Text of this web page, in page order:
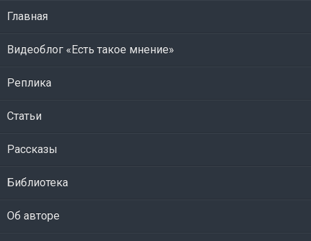
Главная
Видеоблог «Есть такое мнение»
Реплика
Статьи
Рассказы
Библиотека
Об авторе